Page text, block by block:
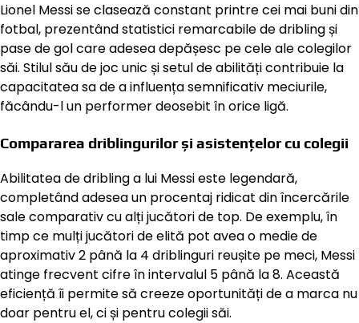
Lionel Messi se clasează constant printre cei mai buni din
fotbal, prezentând statistici remarcabile de dribling și
pase de gol care adesea depășesc pe cele ale colegilor
săi. Stilul său de joc unic și setul de abilități contribuie la
capacitatea sa de a influența semnificativ meciurile,
făcându-l un performer deosebit în orice ligă.
Compararea driblingurilor și asistențelor cu colegii
Abilitatea de dribling a lui Messi este legendară,
completând adesea un procentaj ridicat din încercările
sale comparativ cu alți jucători de top. De exemplu, în
timp ce mulți jucători de elită pot avea o medie de
aproximativ 2 până la 4 driblinguri reușite pe meci, Messi
atinge frecvent cifre în intervalul 5 până la 8. Această
eficiență îi permite să creeze oportunități de a marca nu
doar pentru el, ci și pentru colegii săi.